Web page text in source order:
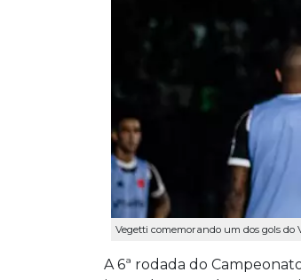
Vegetti comemorando um dos gols do
A 6ª rodada do